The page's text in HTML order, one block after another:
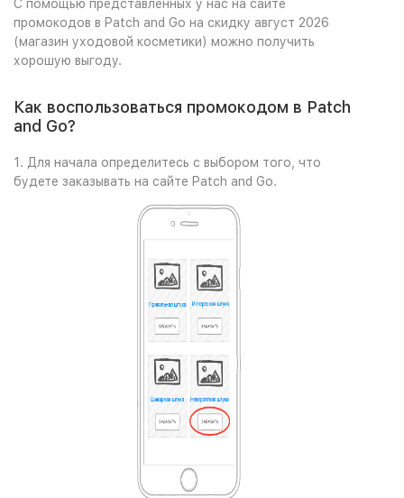
С помощью представленных у нас на сайте
промокодов в Patch and Go на скидку август 2026
(магазин уходовой косметики) можно получить
хорошую выгоду.
Как воспользоваться промокодом в Patch
and Go?
1. Для начала определитесь с выбором того, что
будете заказывать на сайте Patch and Go.